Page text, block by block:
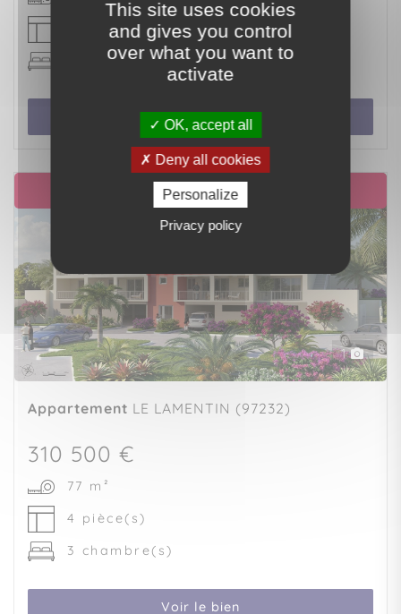
4 pièce(s)
3 chambre(s)
Voir le bien
EXCLUSIVITÉ
1
Appartement LE LAMENTIN (97232)
310 500 €
77 m²
4 pièce(s)
3 chambre(s)
Voir le bien
This site uses cookies
and gives you control
over what you want to
activate
OK, accept all
Deny all cookies
Personalize
Privacy policy